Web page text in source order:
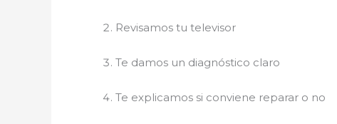
Revisamos tu televisor
Te damos un diagnóstico claro
Te explicamos si conviene reparar o no